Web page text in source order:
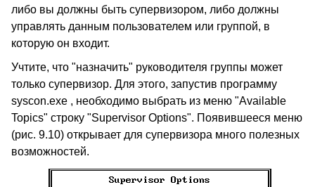
либо вы должны быть супервизором, либо должны
управлять данным пользователем или группой, в
которую он входит.
Учтите, что "назначить" руководителя группы может
только супервизор. Для этого, запустив программу
syscon.exe , необходимо выбрать из меню "Available
Topics" строку "Supervisor Options". Появившееся меню
(рис. 9.10) открывает для супервизора много полезных
возможностей.